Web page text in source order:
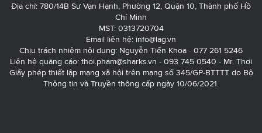
Địa chỉ: 780/14B Sư Vạn Hạnh, Phường 12, Quận 10, Thành phố Hồ
Chí Minh
MST: 0313720704
Email liên hệ: info@lag.vn
Chịu trách nhiệm nội dung: Nguyễn Tiến Khoa - 077 261 5246
Liên hệ quảng cáo: thoi.pham@sharks.vn - 093 745 0540 - Mr. Thơi
Giấy phép thiết lập mạng xã hội trên mạng số 345/GP-BTTTT do Bộ
Thông tin và Truyền thông cấp ngày 10/06/2021.